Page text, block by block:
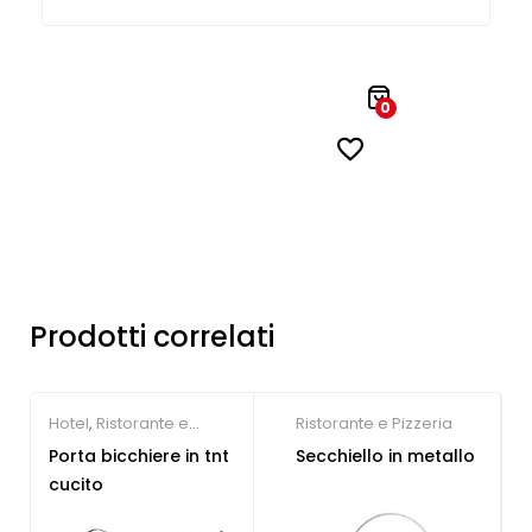
0
Prodotti correlati
Hotel, Ristorante e
Pizzeria
Porta bicchiere in tnt
cucito
Ristorante e Pizzeria
Secchiello in metallo